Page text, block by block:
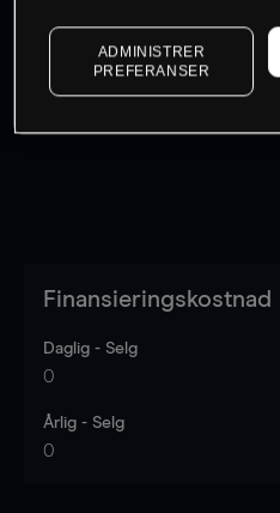
Log in
Finansieringskostnad
Daglig - Selg
0
Årlig - Selg
0
ADMINISTRER
PREFERANSER